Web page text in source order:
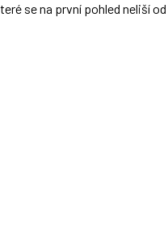
se na první pohled neliší